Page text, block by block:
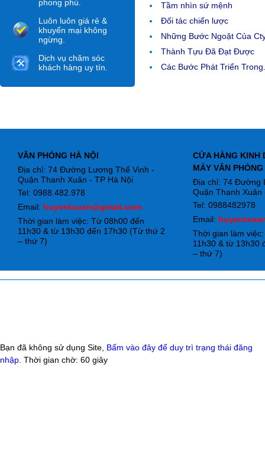
phong phú.
Luôn luôn giá rẻ &
khuyến mại không
ngừng.
Dịch vụ chăm sóc
khách hàng uy tín.
Tầm nhìn sứ mệnh
Đối tác chiến lược
Những Bước Ngoặt Của
Thành Tựu Đã Đạt Được
Các Bước Phát Triển
VĂN PHÒNG HÀ NỘI
Địa chỉ: 74 Đường Lương Thế Vinh -
Quận Thanh Xuân - TP Hà Nội
Tel: 0988.482.978
Email: huyentxuan@gmail.com
Thời gian làm việc: Từ 08h00 đến
11h30 & từ 13h30 đến 17h30 (Từ thứ 2
– thứ 7)
CỬA HÀNG KINH
MÁY VĂN PHÒNG
Địa chỉ: 74 Đường
Quận Thanh Xuân
Tel: 0988482978
Email:
Thời gian làm
11h30 & từ 13h30
– thứ 7)
Bạn đã không sử dụng Site, Bấm vào đây để duy trì trạng thái đăng
nhập . Thời gian chờ: 60 giây